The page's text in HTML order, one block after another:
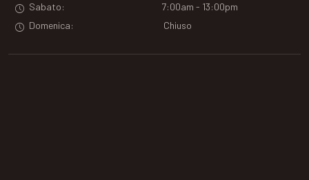
Sabato:
7:00am - 13:00pm
Domenica:
Chiuso